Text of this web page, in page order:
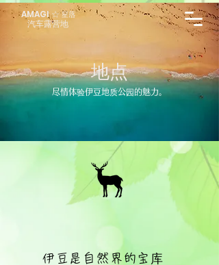
AMAGI ☆ 星落
汽车露营地
地点
尽情体验伊豆地质公园的魅力。
伊豆是自然界的宝库